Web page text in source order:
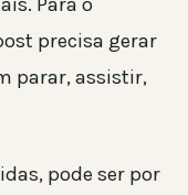
precisa gerar
parar, assistir,
pode ser por